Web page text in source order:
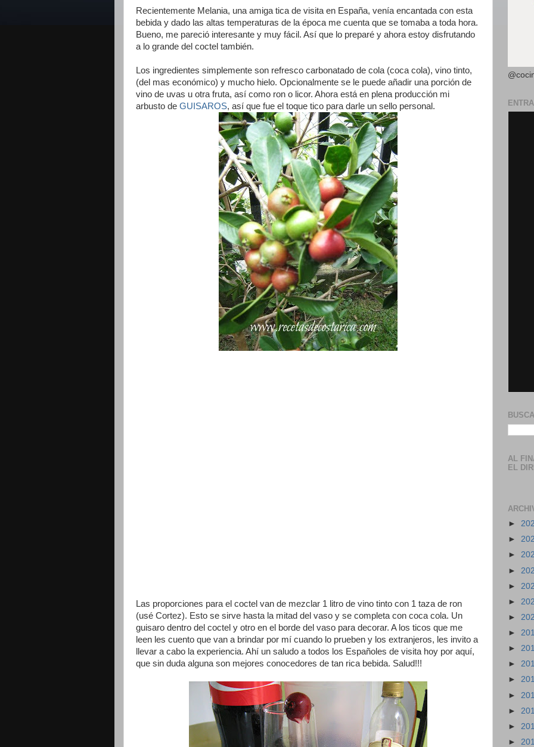
Recientemente Melania, una amiga tica de visita en España, venía encantada con esta
bebida y dado las altas temperaturas de la época me cuenta que se tomaba a toda hora.
Bueno, me pareció interesante y muy fácil. Así que lo preparé y ahora estoy disfrutando
a lo grande del coctel también.
Los ingredientes simplemente son refresco carbonatado de cola (coca cola), vino tinto,
(del mas económico) y mucho hielo. Opcionalmente se le puede añadir una porción de
vino de uvas u otra fruta, así como ron o licor. Ahora está en plena producción mi
arbusto de GUISAROS, así que fue el toque tico para darle un sello personal.
Las proporciones para el coctel van de mezclar 1 litro de vino tinto con 1 taza de ron
(usé Cortez). Esto se sirve hasta la mitad del vaso y se completa con coca cola. Un
guisaro dentro del coctel y otro en el borde del vaso para decorar. A los ticos que me
leen les cuento que van a brindar por mí cuando lo prueben y los extranjeros, les invito a
llevar a cabo la experiencia. Ahí un saludo a todos los Españoles de visita hoy por aquí,
que sin duda alguna son mejores conocedores de tan rica bebida. Salud!!!
AL
EL
►
►
►
►
►
►
►
►
►
►
►
►
►
►
►